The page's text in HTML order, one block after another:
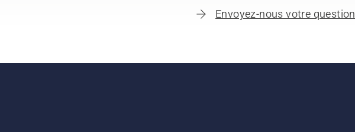
Envoyez-nous votre question